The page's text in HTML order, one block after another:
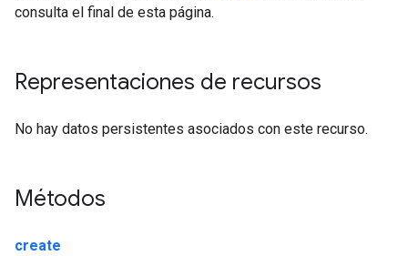
consulta el final de esta página.
Representaciones de recursos
No hay datos persistentes asociados con este recurso.
Métodos
create